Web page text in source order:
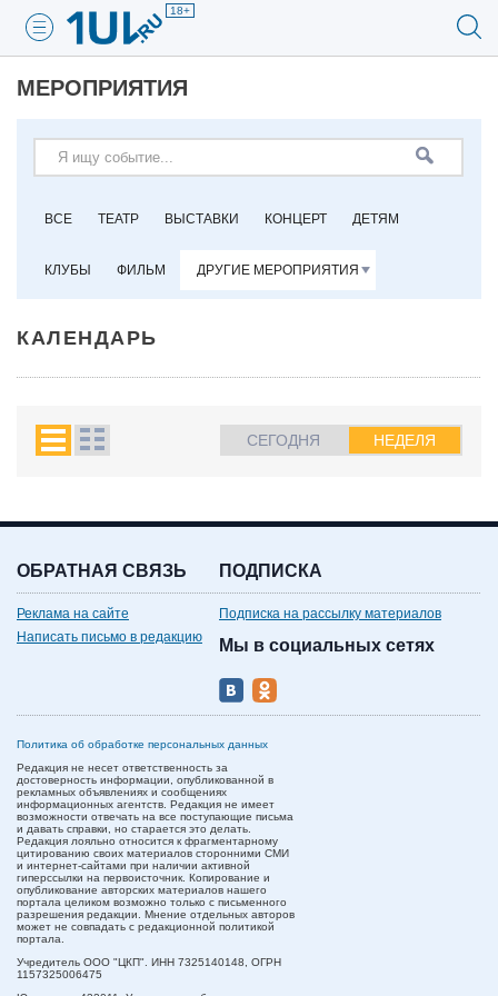
18+
МЕРОПРИЯТИЯ
ВСЕ ТЕАТР ВЫСТАВКИ КОНЦЕРТ ДЕТЯМ
КЛУБЫ ФИЛЬМ ДРУГИЕ МЕРОПРИЯТИЯ
КАЛЕНДАРЬ
СЕГОДНЯ НЕДЕЛЯ
ОБРАТНАЯ СВЯЗЬ
Реклама на сайте
Написать письмо в редакцию
ПОДПИСКА
Подписка на рассылку материалов
Мы в социальных сетях
Политика об обработке персональных данных
Редакция не несет ответственность за
достоверность информации, опубликованной в
рекламных объявлениях и сообщениях
информационных агентств. Редакция не имеет
возможности отвечать на все поступающие письма
и давать справки, но старается это делать.
Редакция лояльно относится к фрагментарному
цитированию своих материалов сторонними СМИ
и интернет-сайтами при наличии активной
гиперссылки на первоисточник. Копирование и
опубликование авторских материалов нашего
портала целиком возможно только с письменного
разрешения редакции. Мнение отдельных авторов
может не совпадать с редакционной политикой
портала.
Учредитель ООО "ЦКП". ИНН 7325140148, ОГРН
1157325006475